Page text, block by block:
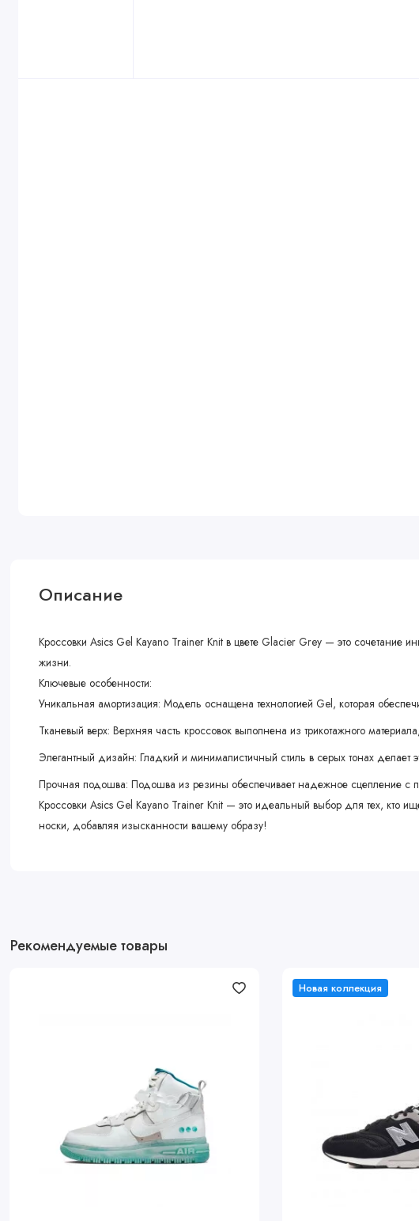
Описание
Кроссовки Asics Gel Kayano Trainer Knit в цвете Glacier Grey — это сочетание
жизни.
Ключевые особенности:
Уникальная амортизация: Модель оснащена технологией Gel, которая
Тканевый верх: Верхняя часть кроссовок выполнена из трикотажного
Элегантный дизайн: Гладкий и минималистичный стиль в серых тонах
Прочная подошва: Подошва из резины обеспечивает надежное сцепление с
Кроссовки Asics Gel Kayano Trainer Knit — это идеальный выбор для тех, кто
носки, добавляя изысканности вашему образу!
Рекомендуемые товары
Новая коллекция